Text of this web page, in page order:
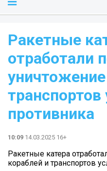
Ракетные
отработали
транспортов
противника
10:09 14.03.2025 16+
Ракетные катера
кораблей и транспортов